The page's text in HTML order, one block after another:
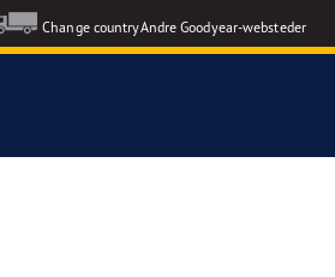
Change countryAndre Goodyear-websteder